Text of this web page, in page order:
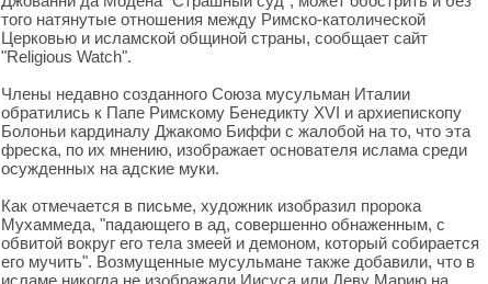
того натянутые отношения между Римско-католической
Церковью и исламской общиной страны, сообщает сайт
"Religious Watch".
Члены недавно созданного Союза мусульман Италии
обратились к Папе Римскому Бенедикту XVI и архиепископу
Болоньи кардиналу Джакомо Биффи с жалобой на то, что эта
фреска, по их мнению, изображает основателя ислама среди
осужденных на адские муки.
Как отмечается в письме, художник изобразил пророка
Мухаммеда, "падающего в ад, совершенно обнаженным, с
обвитой вокруг его тела змеей и демоном, который собирается
его мучить". Возмущенные мусульмане также добавили, что в
исламе никогда не изображали Иисуса или Деву Марию на